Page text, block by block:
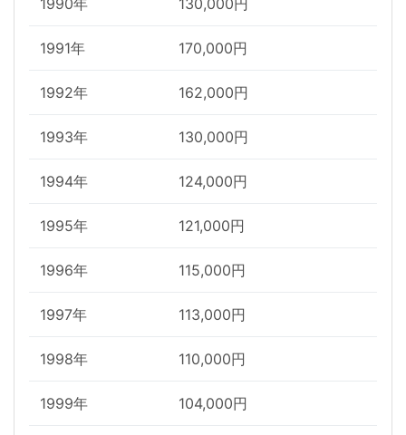
1990年 130,000円
1991年 170,000円
1992年 162,000円
1993年 130,000円
1994年 124,000円
1995年 121,000円
1996年 115,000円
1997年 113,000円
1998年 110,000円
1999年 104,000円